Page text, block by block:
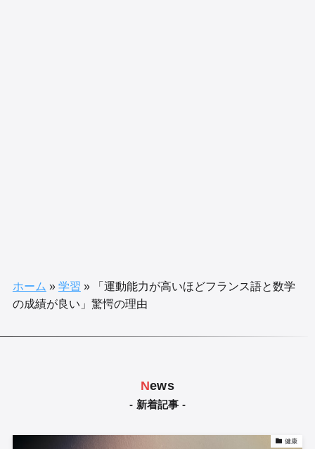
ホーム » 学習 »「運動能力が高いほどフランス語と数学
の成績が良い」驚愕の理由
News
- 新着記事 -
健康